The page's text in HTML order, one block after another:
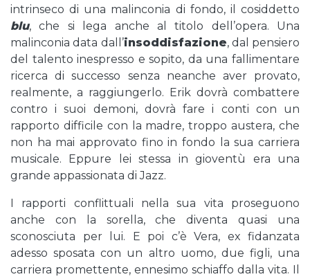
intrinseco di una malinconia di fondo, il cosiddetto
blu, che si lega anche al titolo dell’opera. Una
malinconia data dall’insoddisfazione, dal pensiero
del talento inespresso e sopito, da una fallimentare
ricerca di successo senza neanche aver provato,
realmente, a raggiungerlo. Erik dovrà combattere
contro i suoi demoni, dovrà fare i conti con un
rapporto difficile con la madre, troppo austera, che
non ha mai approvato fino in fondo la sua carriera
musicale. Eppure lei stessa in gioventù era una
grande appassionata di Jazz.
I rapporti conflittuali nella sua vita proseguono
anche con la sorella, che diventa quasi una
sconosciuta per lui. E poi c’è Vera, ex fidanzata
adesso sposata con un altro uomo, due figli, una
carriera promettente, ennesimo schiaffo dalla vita. Il